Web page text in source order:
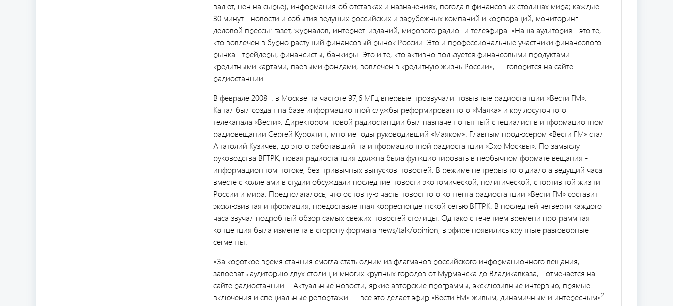
валют, цен на сырье), информация об отставках и назначениях, погода в финансовых столицах мира; каждые
30 минут - новости и события ведущих российских и зарубежных компаний и корпораций, мониторинг
деловой прессы: газет, журналов, интернет-изданий, мирового радио- и телеэфира. «Наша аудитория - это те,
кто вовлечен в бурно растущий финансовый рынок России. Это и профессиональные участники финансового
рынка - трейдеры, финансисты, банкиры. Это и те, кто активно пользуется финансовыми продуктами -
кредитными картами, паевыми фондами, вовлечен в кредитную жизнь России», — говорится на сайте
радиостанции1
В феврале 2008 г. в Москве на частоте 97,6 МГц впервые прозвучали позывные радиостанции «Вести FM».
Канал был создан на базе информационной службы реформированного «Маяка» и круглосуточного
телеканала «Вести». Директором новой радиостанции был назначен опытный специалист в информационном
радиовещании Сергей Курохтин, многие годы руководивший «Маяком». Главным продюсером «Вести FM» стал
Анатолий Кузичев, до этого работавший на информационной радиостанции «Эхо Москвы». По замыслу
руководства ВГТРК, новая радиостанция должна была функционировать в необычном формате вещания -
информационном потоке, без привычных выпусков новостей. В режиме непрерывного диалога ведущий часа
вместе с коллегами в студии обсуждали последние новости экономической, политической, спортивной жизни
России и мира. Предполагалось, что основную часть новостного контента радиостанции «Вести FM» составит
эксклюзивная информация, предоставленная корреспондентской сетью ВГТРК. В последней четверти каждого
часа звучал подробный обзор самых свежих новостей столицы. Однако с течением времени программная
концепция была изменена в сторону формата news/talk/opinion, в эфире появились крупные разговорные
сегменты.
«За короткое время станция смогла стать одним из флагманов российского информационного вещания,
завоевать аудиторию двух столиц и многих крупных городов от Мурманска до Владикавказа, - отмечается на
сайте радиостанции. - Актуальные новости, яркие авторские программы, эксклюзивные интервью, прямые
включения и специальные репортажи — все это делает эфир «Вести FM» живым, динамичным и интересным»2